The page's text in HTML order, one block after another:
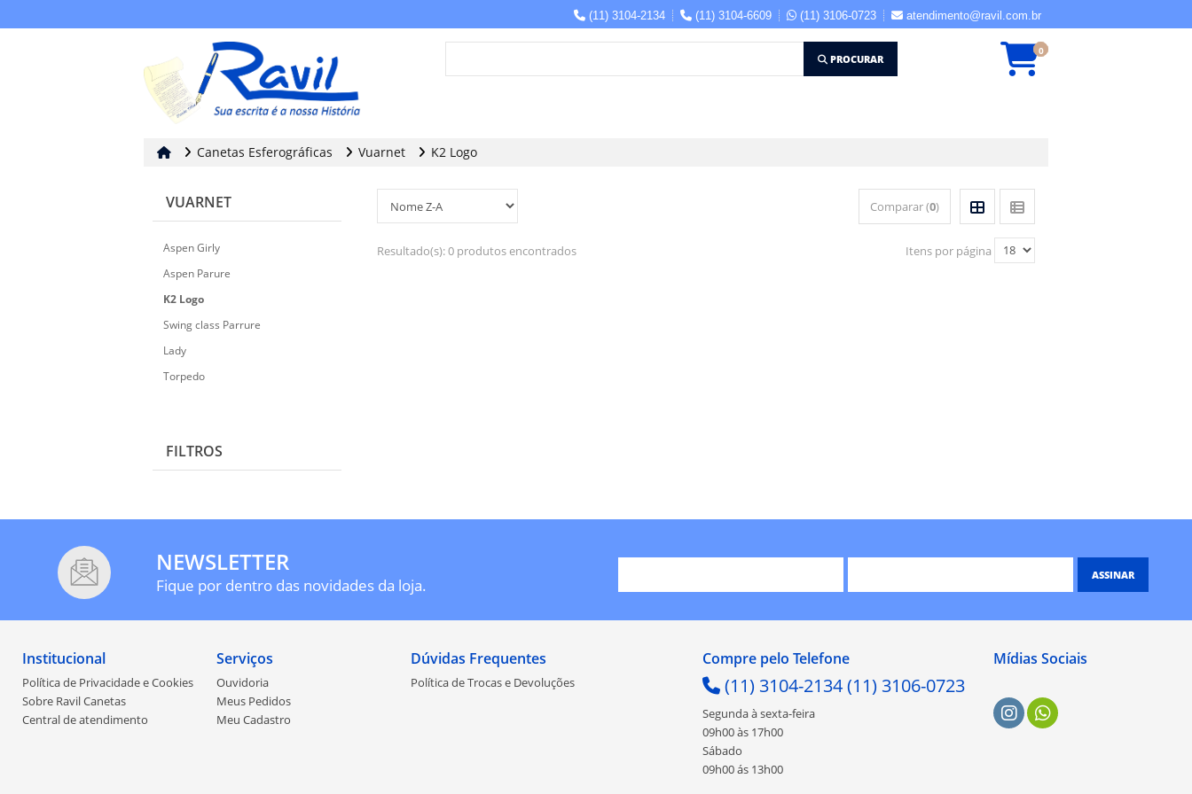
(11) 3104-2134 (11) 3104-6609 (11) 3106-0723 atendimento@ravil.com.br
PROCURAR
0
Canetas Esferográficas Vuarnet K2 Logo
VUARNET
Aspen Girly
Aspen Parure
K2 Logo
Swing class Parrure
Lady
Torpedo
FILTROS
Comparar (0)
Resultado(s):0 produtos encontrados Itens por página
NEWSLETTER
Fique por dentro das novidades da loja.
ASSINAR
Institucional
Política de Privacidade e Cookies
Sobre Ravil Canetas
Central de atendimento
Serviços
Ouvidoria
Meus Pedidos
Meu Cadastro
Dúvidas Frequentes
Política de Trocas e Devoluções
Compre pelo Telefone
(11) 3104-2134 (11) 3106-0723
Segunda à sexta-feira
09h00 às 17h00
Sábado
09h00 ás 13h00
Mídias Sociais